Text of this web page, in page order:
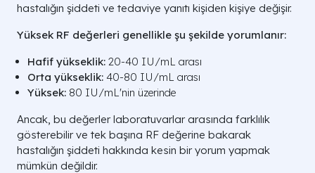
hastalığın şiddeti ve tedaviye yanıtı kişiden kişiye değişir.
Yüksek RF değerleri genellikle şu şekilde yorumlanır:
Hafif yükseklik: 20-40 IU/mL arası
Orta yükseklik: 40-80 IU/mL arası
Yüksek: 80 IU/mL'nin üzerinde
Ancak, bu değerler laboratuvarlar arasında farklılık
gösterebilir ve tek başına RF değerine bakarak
hastalığın şiddeti hakkında kesin bir yorum yapmak
mümkün değildir.